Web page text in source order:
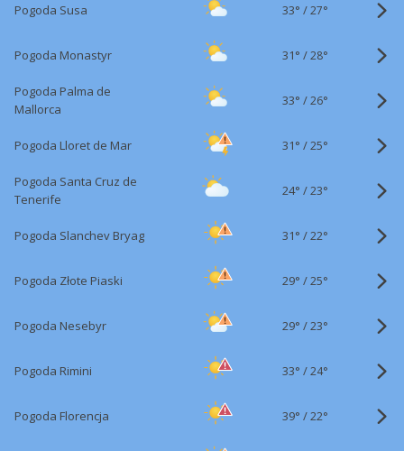
Pogoda Susa 33° /27°
Pogoda Monastyr 31° /28°
Pogoda Palma de
Mallorca
33° /26°
Pogoda Lloret de Mar 31° /25°
Pogoda Santa Cruz de
Tenerife
24° /23°
Pogoda Slanchev Bryag 31° /22°
Pogoda Złote Piaski 29° /25°
Pogoda Nesebyr 29° /23°
Pogoda Rimini 33° /24°
Pogoda Florencja 39° /22°